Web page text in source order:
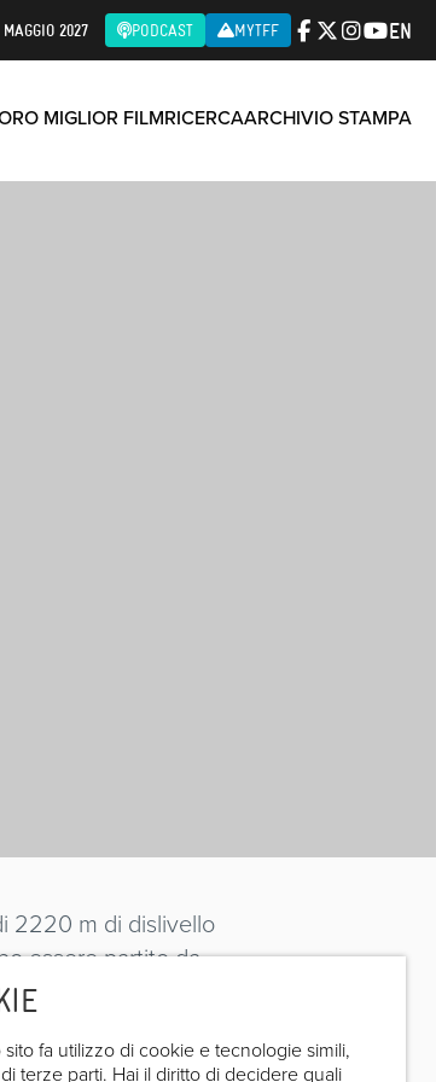
sito fa utilizzo di cookie e tecnologie simili,
terze parti. Hai il diritto di decidere quali
2027 PODCAST MYTFF EN
MIGLIOR FILMRICERCAARCHIVIO STAMPA
2220 m di dislivello
essere partito da
più gli aggrada.